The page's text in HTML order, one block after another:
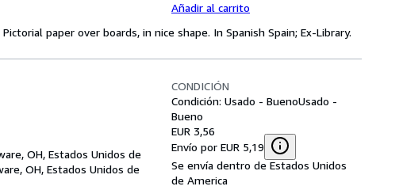
Añadir al carrito
paper over boards, in nice shape. In Spanish Spain; Ex-Library.
OH, Estados Unidos de
OH, Estados Unidos de
CONDICIÓN
Condición: Usado - BuenoUsado -
Bueno
EUR 3,56
Envío por EUR 5,19
Se envía dentro de Estados Unidos
de America